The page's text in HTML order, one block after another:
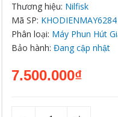
Thương hiệu: Nilfisk
Mã SP: KHODIENMAY6284
Phân loại: Máy Phun Hút
Bảo hành:Đang cập nhật
7.500.000₫